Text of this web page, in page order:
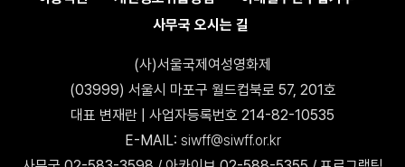
사무국 오시는 길
(사)서울국제여성영화제
(03999) 서울시 마포구 월드컵북로 57, 201호
대표 변재란 | 사업자등록번호 214-82-10535
E-MAIL: siwff@siwff.or.kr